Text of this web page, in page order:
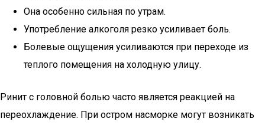
Она особенно сильная по утрам.
Употребление алкоголя резко усиливает боль.
Болевые ощущения усиливаются при переходе из
теплого помещения на холодную улицу.
Ринит с головной болью часто является реакцией на
переохлаждение. При остром насморке могут возникать